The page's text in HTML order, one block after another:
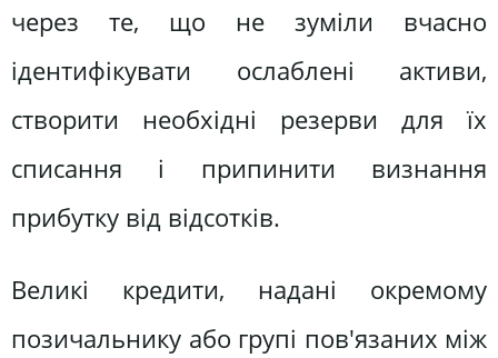
через те, що не зуміли вчасно
ідентифікувати ослаблені активи,
створити необхідні резерви для їх
списання і припинити визнання
прибутку від відсотків.
Великі кредити, надані окремому
позичальнику або групі пов'язаних між